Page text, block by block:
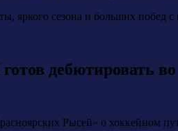
яркого сезона и больших побед
дебютировать во
Рысей» о хоккейном